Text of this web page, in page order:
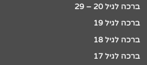
ברכה לגיל 20 – 29
ברכה לגיל 19
ברכה לגיל 18
ברכה לגיל 17